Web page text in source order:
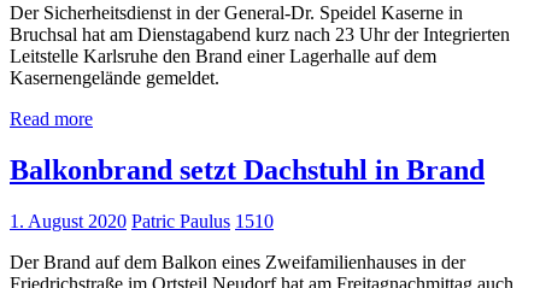
Der Sicherheitsdienst in der General-Dr. Speidel Kaserne in
Bruchsal hat am Dienstagabend kurz nach 23 Uhr der Integrierten
Leitstelle Karlsruhe den Brand einer Lagerhalle auf dem
Kasernengelände gemeldet.
Read more
Balkonbrand setzt Dachstuhl in Brand
1. August 2020 Patric Paulus 1510
Der Brand auf dem Balkon eines Zweifamilienhauses in der
Friedrichstraße im Ortsteil Neudorf hat am Freitagnachmittag auch